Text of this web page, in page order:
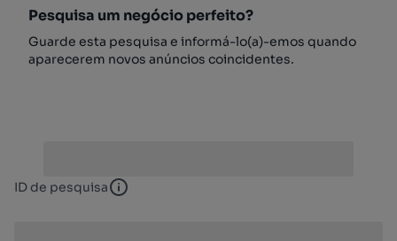
Pesquisa um negócio perfeito?
Guarde esta pesquisa e informá-lo(a)-emos quando
aparecerem novos anúncios coincidentes.
ID de pesquisa ID de pesquisa